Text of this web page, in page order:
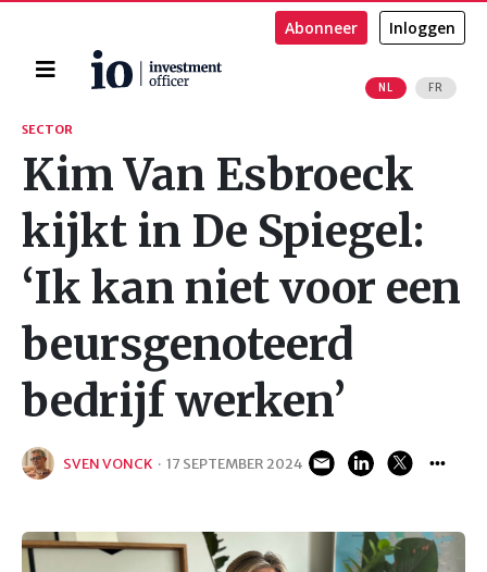
Home
NL FR
Abonneer Inloggen
Zoeken
SECTOR
Kim Van Esbroeck
kijkt in De Spiegel:
‘Ik kan niet voor een
beursgenoteerd
bedrijf werken’
SVEN VONCK · 17 SEPTEMBER 2024